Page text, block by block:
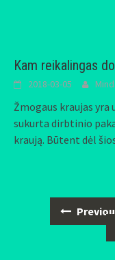
Kam reikalingas
2018-03-05
Žmogaus kraujas yra
sukurta dirbtinio
kraują. Būtent dėl
Posts